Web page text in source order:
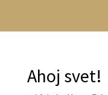
Ahoj svet!